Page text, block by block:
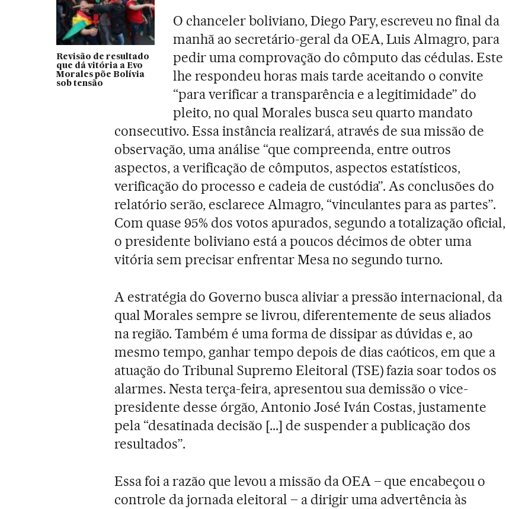
Revisão de resultado
que dá vitória a Evo
Morales põe Bolívia
sob tensão
O chanceler boliviano, Diego Pary, escreveu no final da
manhã ao secretário-geral da OEA, Luis Almagro, para
pedir uma comprovação do cômputo das cédulas. Este
lhe respondeu horas mais tarde aceitando o convite
“para verificar a transparência e a legitimidade” do
pleito, no qual Morales busca seu quarto mandato
consecutivo. Essa instância realizará, através de sua missão de
observação, uma análise “que compreenda, entre outros
aspectos, a verificação de cômputos, aspectos estatísticos,
verificação do processo e cadeia de custódia”. As conclusões do
relatório serão, esclarece Almagro, “vinculantes para as partes”.
Com quase 95% dos votos apurados, segundo a totalização oficial,
o presidente boliviano está a poucos décimos de obter uma
vitória sem precisar enfrentar Mesa no segundo turno.
A estratégia do Governo busca aliviar a pressão internacional, da
qual Morales sempre se livrou, diferentemente de seus aliados
na região. Também é uma forma de dissipar as dúvidas e, ao
mesmo tempo, ganhar tempo depois de dias caóticos, em que a
atuação do Tribunal Supremo Eleitoral (TSE) fazia soar todos os
alarmes. Nesta terça-feira, apresentou sua demissão o vice-
presidente desse órgão, Antonio José Iván Costas, justamente
pela “desatinada decisão [...] de suspender a publicação dos
resultados”.
Essa foi a razão que levou a missão da OEA – que encabeçou o
controle da jornada eleitoral – a dirigir uma advertência às